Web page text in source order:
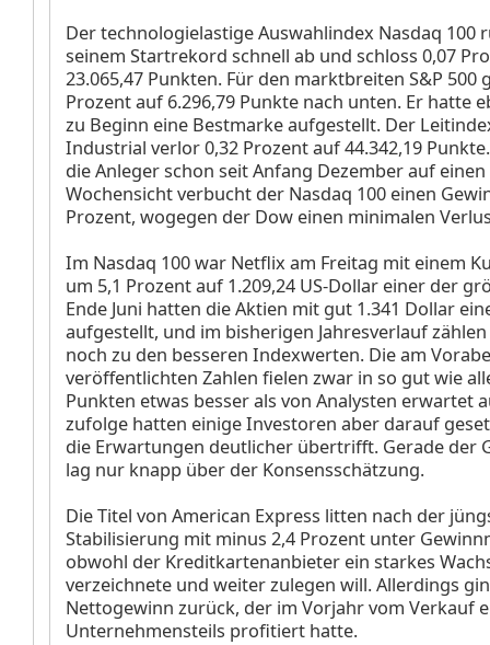
Der technologielastige Auswahlindex Nasdaq 100
seinem Startrekord schnell ab und schloss 0,07
23.065,47 Punkten. Für den marktbreiten S&P 500
Prozent auf 6.296,79 Punkte nach unten. Er hatte
zu Beginn eine Bestmarke aufgestellt. Der
Industrial verlor 0,32 Prozent auf 44.342,19
die Anleger schon seit Anfang Dezember auf
Wochensicht verbucht der Nasdaq 100 einen
Prozent, wogegen der Dow einen minimalen
Im Nasdaq 100 war Netflix am Freitag mit einem
um 5,1 Prozent auf 1.209,24 US-Dollar einer der
Ende Juni hatten die Aktien mit gut 1.341 Dollar
aufgestellt, und im bisherigen Jahresverlauf
noch zu den besseren Indexwerten. Die am
veröffentlichten Zahlen fielen zwar in so gut wie
Punkten etwas besser als von Analysten erwartet
zufolge hatten einige Investoren aber darauf
die Erwartungen deutlicher übertrifft. Gerade der
lag nur knapp über der Konsensschätzung.
Die Titel von American Express litten nach der
Stabilisierung mit minus 2,4 Prozent unter
obwohl der Kreditkartenanbieter ein starkes
verzeichnete und weiter zulegen will. Allerdings
Nettogewinn zurück, der im Vorjahr vom Verkauf
Unternehmensteils profitiert hatte.